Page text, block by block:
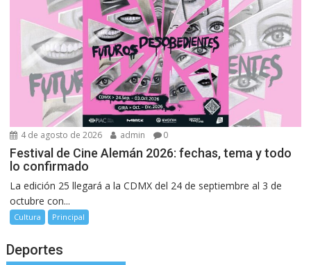
4 de agosto de 2026 admin 0
Festival de Cine Alemán 2026: fechas, tema y todo
lo confirmado
La edición 25 llegará a la CDMX del 24 de septiembre al 3 de
octubre con...
Cultura Principal
Deportes